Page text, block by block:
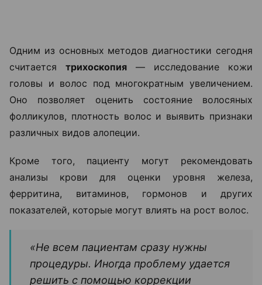
Одним из основных методов диагностики сегодня
считается
головы и волос под многократным увеличением.
Оно позволяет оценить состояние волосяных
фолликулов, плотность волос и выявить признаки